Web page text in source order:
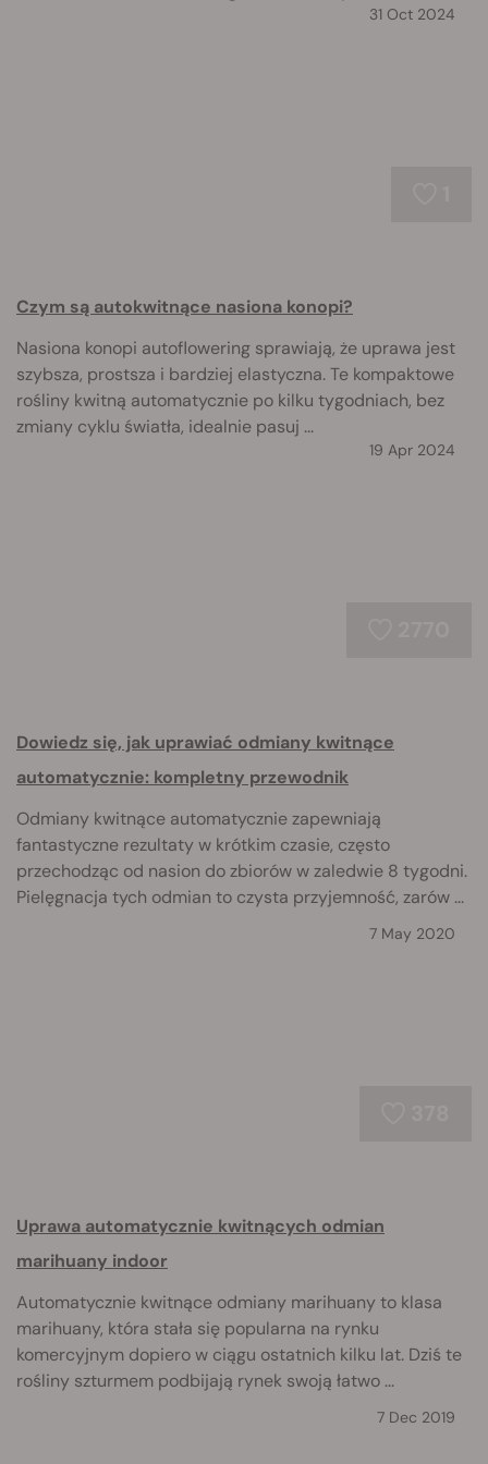
31 Oct 2024
Czym są autokwitnące nasiona konopi?
Nasiona konopi autoflowering sprawiają, że uprawa jest
szybsza, prostsza i bardziej elastyczna. Te kompaktowe
rośliny kwitną automatycznie po kilku tygodniach, bez
zmiany cyklu światła, idealnie pasuj ...
19 Apr 2024
Dowiedz się, jak uprawiać odmiany kwitnące
automatycznie: kompletny przewodnik
Odmiany kwitnące automatycznie zapewniają
fantastyczne rezultaty w krótkim czasie, często
przechodząc od nasion do zbiorów w zaledwie 8 tygodni.
Pielęgnacja tych odmian to czysta przyjemność, zarów ...
7 May 2020
Uprawa automatycznie kwitnących odmian
marihuany indoor
Automatycznie kwitnące odmiany marihuany to klasa
marihuany, która stała się popularna na rynku
komercyjnym dopiero w ciągu ostatnich kilku lat. Dziś te
rośliny szturmem podbijają rynek swoją łatwo ...
7 Dec 2019